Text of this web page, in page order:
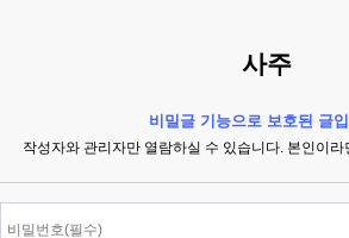
사주
비밀글 기능으로 보호된 글
작성자와 관리자만 열람하실 수 있습니다. 본인이